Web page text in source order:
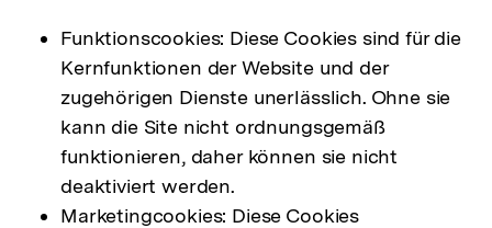
Funktionscookies: Diese Cookies sind für die
Kernfunktionen der Website und der
zugehörigen Dienste unerlässlich. Ohne sie
kann die Site nicht ordnungsgemäß
funktionieren, daher können sie nicht
deaktiviert werden.
Marketingcookies: Diese Cookies